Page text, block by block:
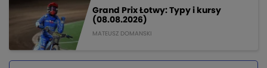
Grand Prix Łotwy: Typy i kursy
(08.08.2026)
MATEUSZ DOMANSKI